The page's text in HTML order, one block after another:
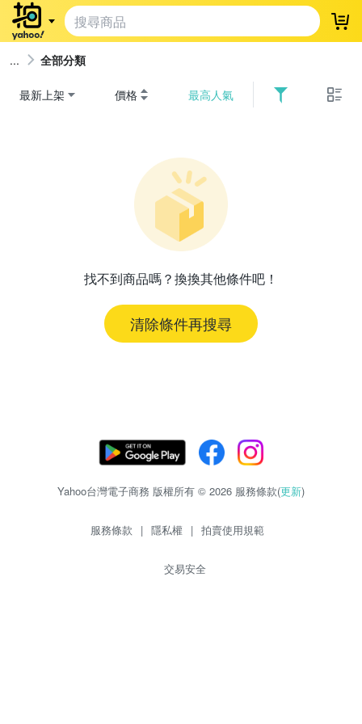
登
全部分類
最新上架 價格 最高人氣
找不到商品嗎？換換其他條件吧！
清除條件再搜尋
Yahoo台灣電子商務 版權所有 © 2026 服務條款(更新)
服務條款 | 隱私權 | 拍賣使用規範
交易安全